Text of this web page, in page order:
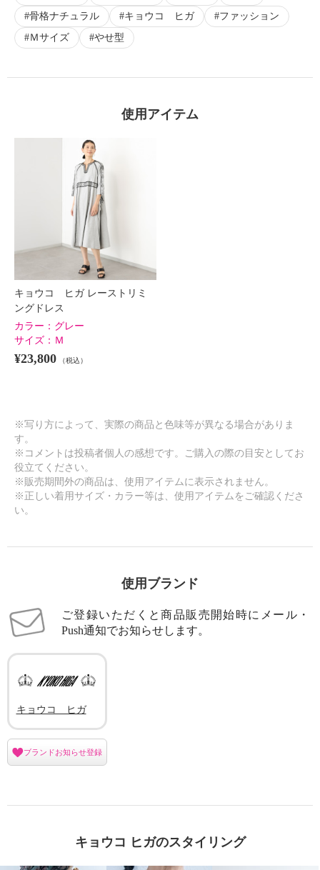
骨格ナチュラル
キョウコ ヒガ
ファッション
Ｍサイズ
やせ型
使用アイテム
キョウコ ヒガ レーストリミ
ングドレス
カラー： グレー
サイズ： Ｍ
¥23,800 （税込）
※写り方によって、実際の商品と色味等が異なる場合がありま
す。
※コメントは投稿者個人の感想です。ご購入の際の目安としてお
役立てください。
※販売期間外の商品は、使用アイテムに表示されません。
※正しい着用サイズ・カラー等は、使用アイテムをご確認くださ
い。
使用ブランド
ご登録いただくと商品販売開始時にメール・
Push通知でお知らせします。
キョウコ ヒガ
ブランドお知らせ登録
キョウコ ヒガのスタイリング